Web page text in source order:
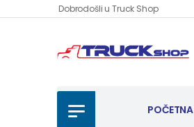
Dobrodošli u Truck Shop
POČETNA